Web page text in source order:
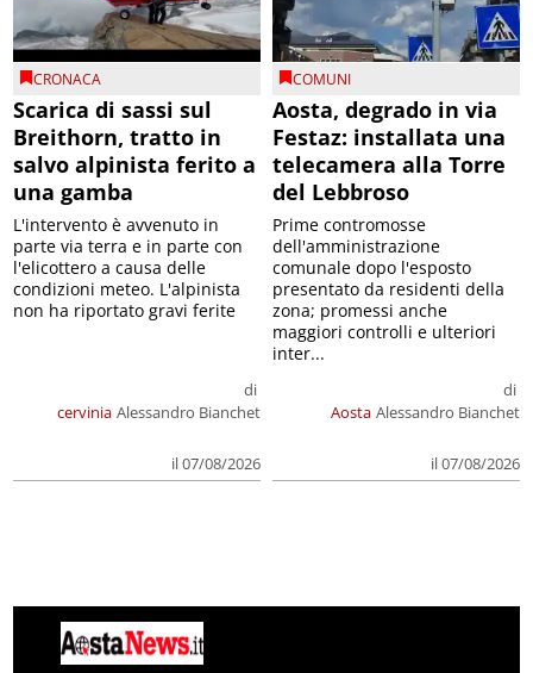
CRONACA
Scarica di sassi sul
Breithorn, tratto in
salvo alpinista ferito a
una gamba
cervinia
di
Alessandro Bianchet
il 07/08/2026
L'intervento è avvenuto in
parte via terra e in parte con
l'elicottero a causa delle
condizioni meteo. L'alpinista
non ha riportato gravi ferite
COMUNI
Aosta, degrado in via
Festaz: installata una
telecamera alla Torre
del Lebbroso
Aosta
di
Alessandro Bianchet
il 07/08/2026
Prime contromosse
dell'amministrazione
comunale dopo l'esposto
presentato da residenti della
zona; promessi anche
maggiori controlli e ulteriori
inter...